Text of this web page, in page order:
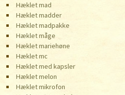
Hæklet mad
Hæklet madder
Hæklet madpakke
Hæklet måge
Hæklet mariehøne
Hæklet mc
Hæklet med kapsler
Hæklet melon
Hæklet mikrofon